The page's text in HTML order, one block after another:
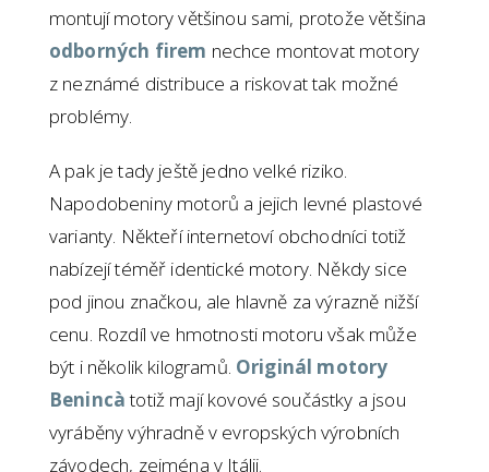
montují motory většinou sami, protože většina
odborných firem nechce montovat motory
z neznámé distribuce a riskovat tak možné
problémy.
A pak je tady ještě jedno velké riziko.
Napodobeniny motorů a jejich levné plastové
varianty. Někteří internetoví obchodníci totiž
nabízejí téměř identické motory. Někdy sice
pod jinou značkou, ale hlavně za výrazně nižší
cenu. Rozdíl ve hmotnosti motoru však může
být i několik kilogramů. Originál motory
Benincàtotiž mají kovové součástky a jsou
vyráběny výhradně v evropských výrobních
závodech, zejména v Itálii.